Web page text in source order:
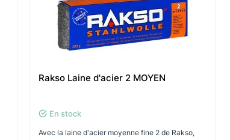
Rakso Laine d'acier 2 MOYEN
En stock
Avec la laine d'acier moyenne fine 2 de Rakso,